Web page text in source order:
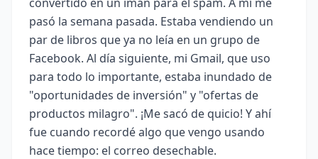
pasó la semana pasada. Estaba vendiendo un
par de libros que ya no leía en un grupo de
Facebook. Al día siguiente, mi Gmail, que uso
para todo lo importante, estaba inundado de
"oportunidades de inversión" y "ofertas de
productos milagro". ¡Me sacó de quicio! Y ahí
fue cuando recordé algo que vengo usando
hace tiempo: el correo desechable.